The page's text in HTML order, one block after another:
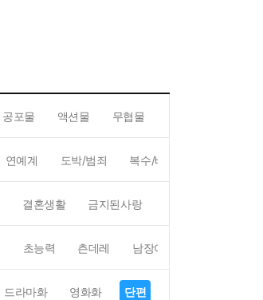
공포물 액션물 무협물
연예계 도박/범죄 복수/배신
결혼생활 금지된사랑
초능력 츤데레 남장여자
드라마화 영화화 단편